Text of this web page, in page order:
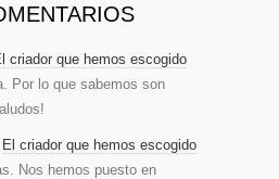
criador que hemos escogido
Por lo que sabemos son
El criador que hemos escogido
Nos hemos puesto en